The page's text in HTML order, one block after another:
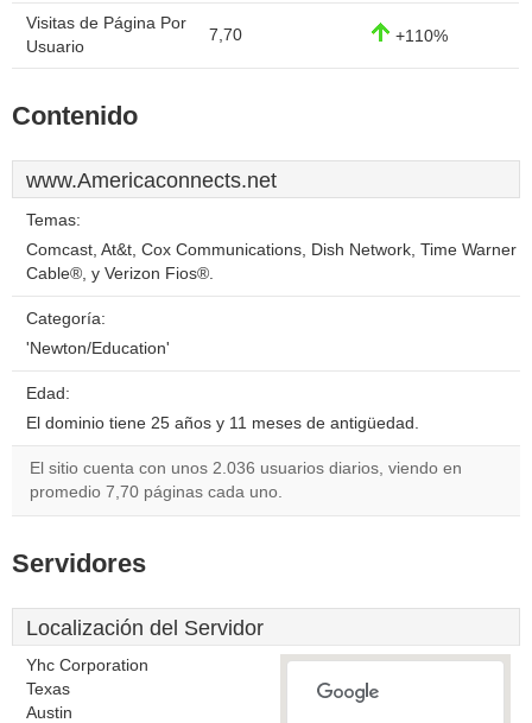
Visitas de Página Por
Usuario
7,70 +110%
Contenido
www.Americaconnects.net
Temas:
Comcast, At&t, Cox Communications, Dish Network, Time Warner
Cable®, y Verizon Fios®.
Categoría:
'Newton/Education'
Edad:
El dominio tiene 25 años y 11 meses de antigüedad.
El sitio cuenta con unos 2.036 usuarios diarios, viendo en
promedio 7,70 páginas cada uno.
Servidores
Localización del Servidor
Yhc Corporation
Texas
Austin